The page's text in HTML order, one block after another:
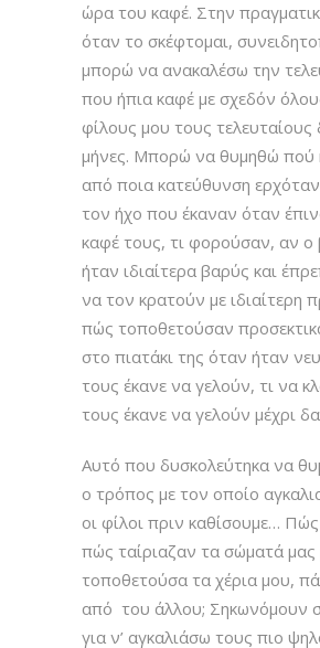
ώρα του καφέ. Στην
όταν το σκέφτομαι,
μπορώ να ανακαλέσω την
που ήπια καφέ με σχεδόν
φίλους μου τους τελευταίους
μήνες. Μπορώ να θυμηθώ πού
από ποια κατεύθυνση
τον ήχο που έκαναν όταν
καφέ τους, τι φορούσαν, αν ο
ήταν ιδιαίτερα βαρύς και
να τον κρατούν με ιδιαίτερη
πώς τοποθετούσαν
στο πιατάκι της όταν ήταν
τους έκανε να γελούν, τι να
τους έκανε να γελούν μέχρι
Αυτό που δυσκολεύτηκα να
ο τρόπος με τον οποίο
οι φίλοι πριν καθίσουμε…
πώς ταίριαζαν τα σώματά μας
τοποθετούσα τα χέρια μου,
από του άλλου; Σηκωνόμουν
για ν’ αγκαλιάσω τους πιο